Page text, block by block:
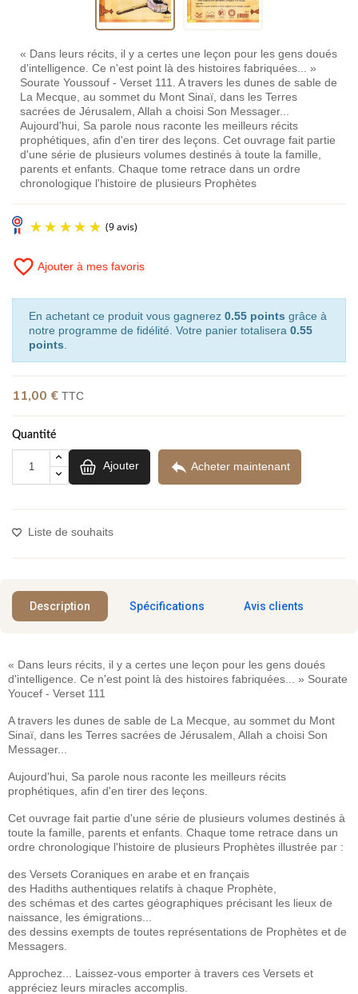
« Dans leurs récits, il y a certes une leçon pour les gens doués
d'intelligence. Ce n'est point là des histoires fabriquées... »
Sourate Youssouf - Verset 111. A travers les dunes de sable de
La Mecque, au sommet du Mont Sinaï, dans les Terres
sacrées de Jérusalem, Allah a choisi Son Messager...
Aujourd'hui, Sa parole nous raconte les meilleurs récits
prophétiques, afin d'en tirer des leçons. Cet ouvrage fait partie
d'une série de plusieurs volumes destinés à toute la famille,
parents et enfants. Chaque tome retrace dans un ordre
chronologique l'histoire de plusieurs Prophètes
favorite_border Ajouter à mes favoris
En achetant ce produit vous gagnerez 0.55 points grâce à
notre programme de fidélité. Votre panier totalisera 0.55
points
11,00 € TTC
Quantité
Ajouter  Acheter maintenant
Liste de souhaits
Description Spécifications Avis clients
« Dans leurs récits, il y a certes une leçon pour les gens doués
d'intelligence. Ce n'est point là des histoires fabriquées... » Sourate
Youcef - Verset 111
A travers les dunes de sable de La Mecque, au sommet du Mont
Sinaï, dans les Terres sacrées de Jérusalem, Allah a choisi Son
Messager...
Aujourd'hui, Sa parole nous raconte les meilleurs récits
prophétiques, afin d'en tirer des leçons.
Cet ouvrage fait partie d'une série de plusieurs volumes destinés à
toute la famille, parents et enfants. Chaque tome retrace dans un
ordre chronologique l'histoire de plusieurs Prophètes illustrée par :
des Versets Coraniques en arabe et en français
des Hadiths authentiques relatifs à chaque Prophète,
des schémas et des cartes géographiques précisant les lieux de
naissance, les émigrations...
des dessins exempts de toutes représentations de Prophètes et de
Messagers.
Approchez... Laissez-vous emporter à travers ces Versets et
appréciez leurs miracles accomplis.